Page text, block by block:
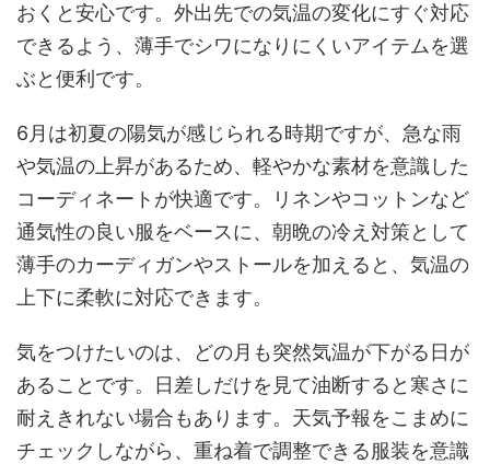
おくと安心です。外出先での気温の変化にすぐ対応
できるよう、薄手でシワになりにくいアイテムを選
ぶと便利です。
6月は初夏の陽気が感じられる時期ですが、急な雨
や気温の上昇があるため、軽やかな素材を意識した
コーディネートが快適です。リネンやコットンなど
通気性の良い服をベースに、朝晩の冷え対策として
薄手のカーディガンやストールを加えると、気温の
上下に柔軟に対応できます。
気をつけたいのは、どの月も突然気温が下がる日が
あることです。日差しだけを見て油断すると寒さに
耐えきれない場合もあります。天気予報をこまめに
チェックしながら、重ね着で調整できる服装を意識